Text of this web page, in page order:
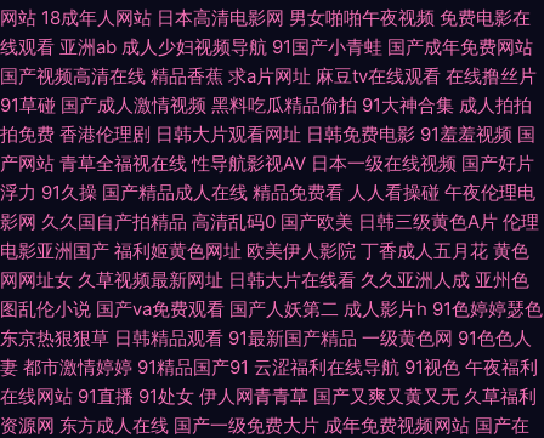
利精品导航 人妖网站 午夜国产色色AV 亚洲变态制服另类 97人人操人人爽
福利视频在线 九一一二国产 欧美性爱第九页 手机在线有码A片 69成人免费
视频 草莓视频网站18 国产三级在线播放 美女主播自慰 日韩熟女视屏 影音资
源欧美性爱 97激情网站 成人av香蕉 国模宾馆自拍 美国激情综合网 婷婷丁香
导航 91传媒免费 AA3级片 国产丝袜熟女 麻豆插插插 日本AA片 五月婷婷
WW 91se在线观看 A色在线观看 婷婷五月份视频 黄网址在线看 日本肏屄视
频 影音先锋欧美 aa国产探花 国产AV线上 久操婷婷福利姬 欧美日韩A片 天天
网站 18成年人网站 日本高清电影网 男女啪啪午夜视频 免费电影在
线观看 亚洲ab 成人少妇视频导航 91国产小青蛙 国产成年免费网站
国产视频高清在线 精品香蕉 求a片网址 麻豆tv在线观看 在线撸丝片
91草碰 国产成人激情视频 黑料吃瓜精品偷拍 91大神合集 成人拍拍
拍免费 香港伦理剧 日韩大片观看网址 日韩免费电影 91羞羞视频 国
产网站 青草全福视在线 性导航影视AV 日本一级在线视频 国产好片
浮力 91久操 国产精品成人在线 精品免费看 人人看操碰 午夜伦理电
影网 久久国自产拍精品 高清乱码0 国产欧美 日韩三级黄色A片 伦理
电影亚洲国产 福利姬黄色网址 欧美伊人影院 丁香成人五月花 黄色
网网址女 久草视频最新网址 日韩大片在线看 久久亚洲人成 亚州色
图乱伦小说 国产va免费观看 国产人妖第二 成人影片h 91色婷婷瑟色
东京热狠狠草 日韩精品观看 91最新国产精品 一级黄色网 91色色人
妻 都市激情婷婷 91精品国产91 云涩福利在线导航 91视色 午夜福利
在线网站 91直播 91处女 伊人网青青草 国产又爽又黄又无 久草福利
资源网 东方成人在线 国产一级免费大片 成年免费视频网站 国产在